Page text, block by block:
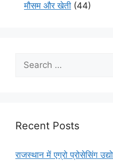
मौसम और खेती (44)
Recent Posts
राजस्थान में एग्रो प्रोसेसिंग